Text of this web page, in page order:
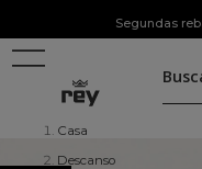
Segundas
Casa
Descanso